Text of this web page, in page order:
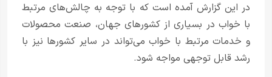
در این گزارش آمده است که با توجه به چالش‌های مرتبط
با خواب در بسیاری از کشورهای جهان، صنعت محصولات
و خدمات مرتبط با خواب می‌تواند در سایر کشورها نیز با
رشد قابل توجهی مواجه شود.